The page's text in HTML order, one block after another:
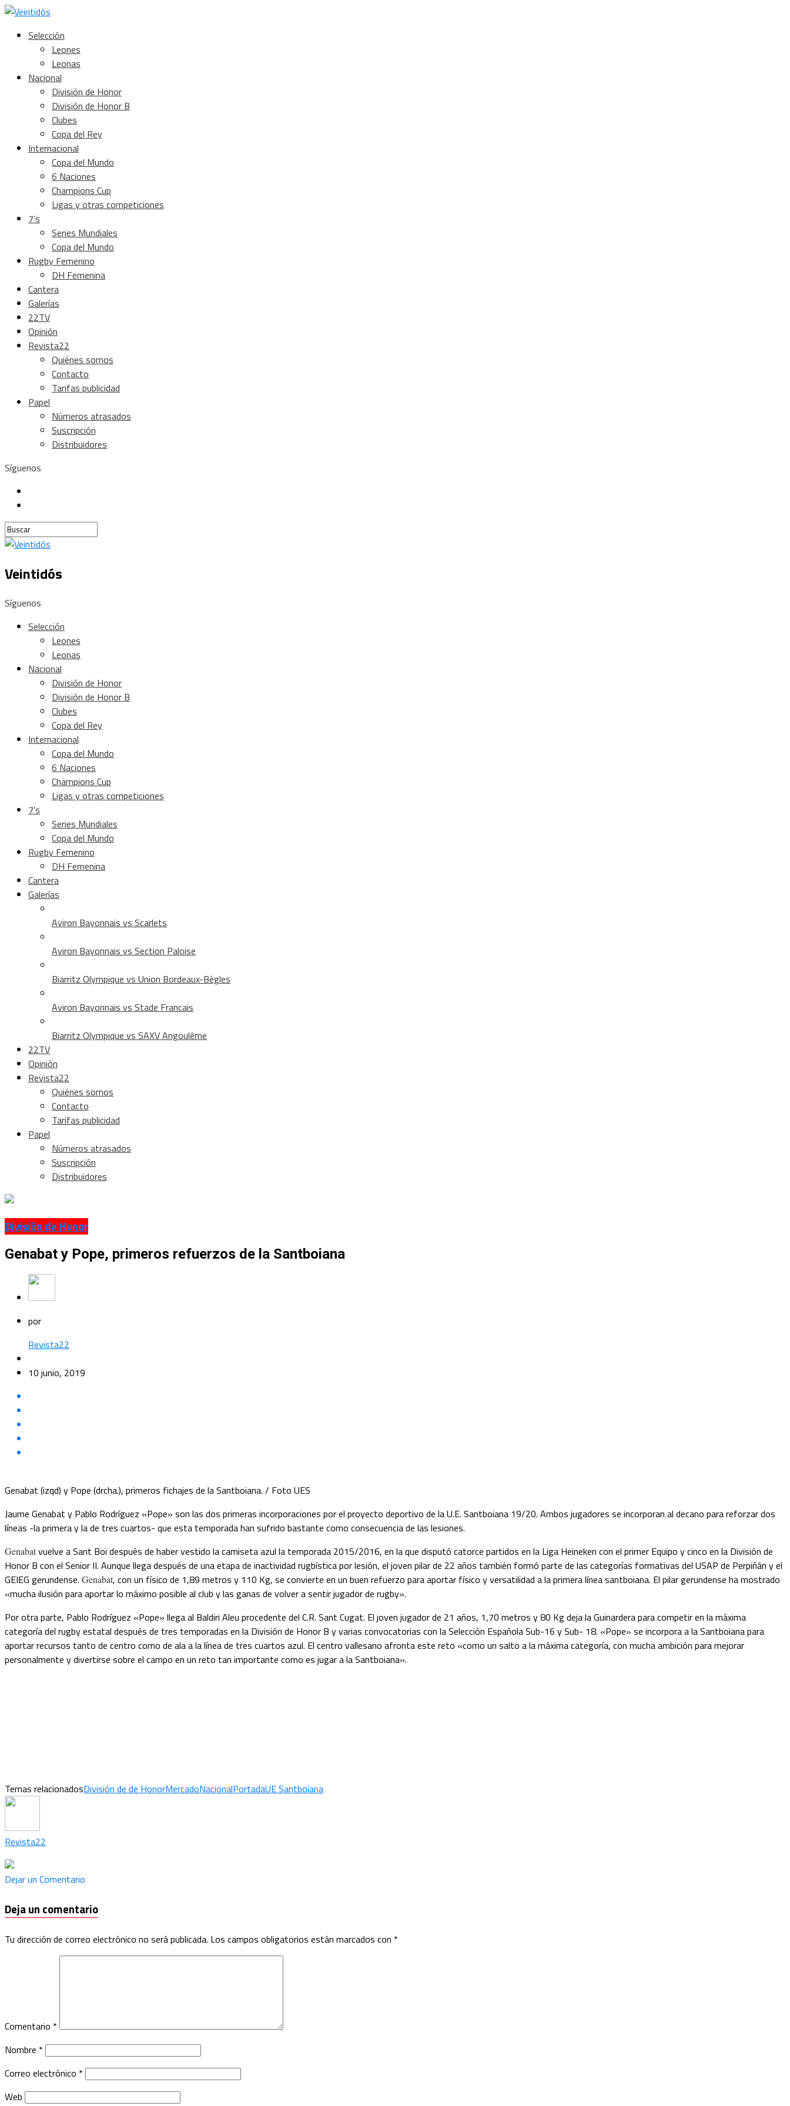
Selección
Leones
Leonas
Nacional
División de Honor
División de Honor B
Clubes
Copa del Rey
Internacional
Copa del Mundo
6 Naciones
Champions Cup
Ligas y otras competiciones
7’s
Series Mundiales
Copa del Mundo
Rugby Femenino
DH Femenina
Cantera
Galerías
22TV
Opinión
Revista22
Quiénes somos
Contacto
Tarifas publicidad
Papel
Números atrasados
Suscripción
Distribuidores
Síguenos
Veintidós
Síguenos
Selección
Leones
Leonas
Nacional
División de Honor
División de Honor B
Clubes
Copa del Rey
Internacional
Copa del Mundo
6 Naciones
Champions Cup
Ligas y otras competiciones
7’s
Series Mundiales
Copa del Mundo
Rugby Femenino
DH Femenina
Cantera
Galerías
Aviron Bayonnais vs Scarlets
Aviron Bayonnais vs Section Paloise
Biarritz Olympique vs Union Bordeaux-Bègles
Aviron Bayonnais vs Stade Francais
Biarritz Olympique vs SAXV Angoulême
22TV
Opinión
Revista22
Quiénes somos
Contacto
Tarifas publicidad
Papel
Números atrasados
Suscripción
Distribuidores
División de Honor
Genabat y Pope, primeros refuerzos de la Santboiana
por
Revista22
10 junio, 2019
Genabat (izqd) y Pope (drcha.), primeros fichajes de la Santboiana. / Foto UES
Jaume Genabat y Pablo Rodríguez «Pope» son las dos primeras incorporaciones por el proyecto deportivo de la U.E. Santboiana 19/20. Ambos jugadores se incorporan al decano para reforzar dos
líneas -la primera y la de tres cuartos- que esta temporada han sufrido bastante como consecuencia de las lesiones.
Genabatvuelve a Sant Boi después de haber vestido la camiseta azul la temporada 2015/2016, en la que disputó catorce partidos en la Liga Heineken con el primer Equipo y cinco en la División de
Honor B con el Senior II. Aunque llega después de una etapa de inactividad rugbística por lesión, el joven pilar de 22 años también formó parte de las categorías formativas del USAP de Perpiñán y el
GEIEG gerundense. Genabat, con un físico de 1,89 metros y 110 Kg, se convierte en un buen refuerzo para aportar físico y versatilidad a la primera línea santboiana. El pilar gerundense ha mostrado
«mucha ilusión para aportar lo máximo posible al club y las ganas de volver a sentir jugador de rugby».
Por otra parte, Pablo Rodríguez «Pope» llega al Baldiri Aleu procedente del C.R. Sant Cugat. El joven jugador de 21 años, 1,70 metros y 80 Kg deja la Guinardera para competir en la máxima
categoría del rugby estatal después de tres temporadas en la División de Honor B y varias convocatorias con la Selección Española Sub-16 y Sub- 18. «Pope» se incorpora a la Santboiana para
aportar recursos tanto de centro como de ala a la línea de tres cuartos azul. El centro vallesano afronta este reto «como un salto a la máxima categoría, con mucha ambición para mejorar
personalmente y divertirse sobre el campo en un reto tan importante como es jugar a la Santboiana».
Temas relacionadosDivisión de de HonorMercadoNacionalPortadaUE Santboiana
Revista22
Dejar un Comentario
Deja un comentario
Tu dirección de correo electrónico no será publicada. Los campos obligatorios están marcados con *
Comentario *
Nombre *
Correo electrónico *
Web